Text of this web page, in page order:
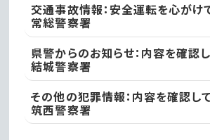
交通事故情報：安全運転を心がけ
常総警察署
県警からのお知らせ：内容を確認
結城警察署
その他の犯罪情報：内容を確認し
筑西警察署